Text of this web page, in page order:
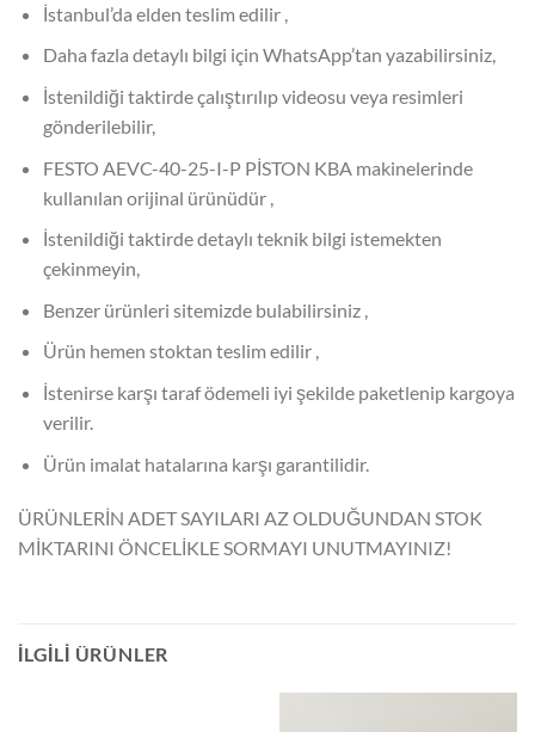
İstanbul’da elden teslim edilir ,
Daha fazla detaylı bilgi için WhatsApp’tan yazabilirsiniz,
İstenildiği taktirde çalıştırılıp videosu veya resimleri
gönderilebilir,
FESTO AEVC-40-25-I-P PİSTON KBA makinelerinde
kullanılan orijinal ürünüdür ,
İstenildiği taktirde detaylı teknik bilgi istemekten
çekinmeyin,
Benzer ürünleri sitemizde bulabilirsiniz ,
Ürün hemen stoktan teslim edilir ,
İstenirse karşı taraf ödemeli iyi şekilde paketlenip kargoya
verilir.
Ürün imalat hatalarına karşı garantilidir.
ÜRÜNLERİN ADET SAYILARI AZ OLDUĞUNDAN STOK
MİKTARINI ÖNCELİKLE SORMAYI UNUTMAYINIZ!
İLGILI ÜRÜNLER